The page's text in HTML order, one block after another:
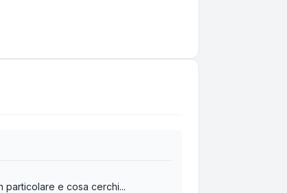
particolare e cosa cerchi...